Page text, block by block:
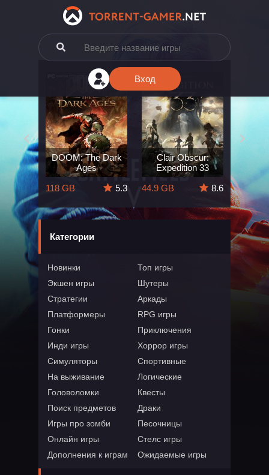
Вход
The
5.7
DOOM: The Dark
Ages
118 GB
5.3
Clair Obscur:
Expedition 33
44.9 GB
8.6
164 GB
Категории
Новинки
Топ игры
Экшен игры
Шутеры
Стратегии
Аркады
Платформеры
RPG игры
Гонки
Приключения
Инди игры
Хоррор игры
Симуляторы
Спортивные
На выживание
Логические
Головоломки
Квесты
Поиск предметов
Драки
Игры про зомби
Песочницы
Онлайн игры
Стелс игры
Дополнения к играм
Ожидаемые игры